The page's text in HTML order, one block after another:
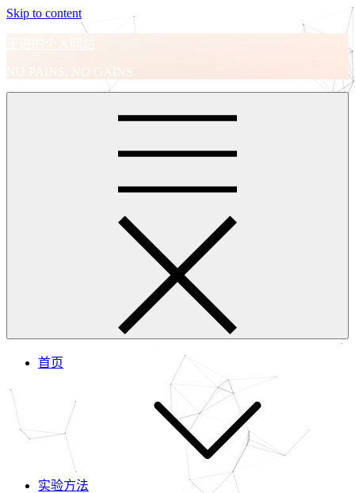
Skip to content
王进的个人网站
NO PAINS, NO GAINS.
首页
实验方法